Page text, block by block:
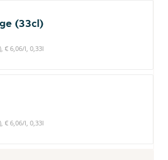
(33cl)
€ 6,06/l, 0,33l
€ 6,06/l, 0,33l